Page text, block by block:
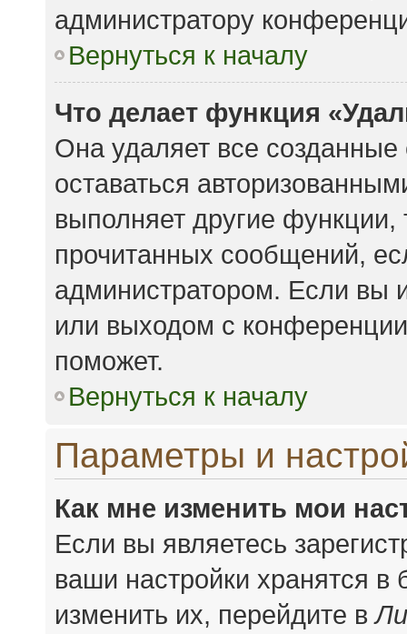
администратору
Вернуться к началу
Что делает функция
Она удаляет все
оставаться
выполняет другие функции,
прочитанных сообщений,
администратором. Если вы
или выходом с
поможет.
Вернуться к началу
Параметры и
Как мне изменить мои
Если вы являетесь
ваши настройки хранятся
изменить их, перейдите в